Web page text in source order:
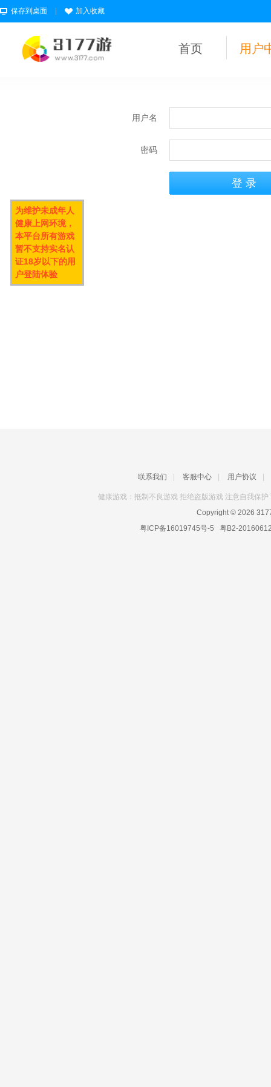
保存到桌面 加入收藏
首页 用户
用户名
密码
联系我们 客服中心 用户协议
健康游戏：抵制不良游戏 拒绝盗版游戏 注意自我保
Copyright © 2026
粤ICP备16019745号-5 粤B2-
为维护未成年人
健康上网环境，
本平台所有游戏
暂不支持实名认
证18岁以下的用
户登陆体验